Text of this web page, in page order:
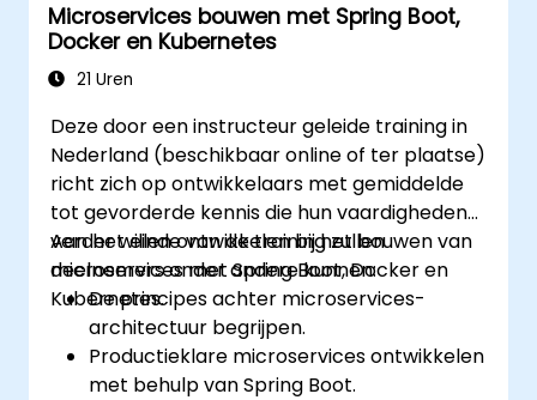
Microservices bouwen met Spring Boot,
Docker en Kubernetes
21 Uren
Deze door een instructeur geleide training in
Nederland (beschikbaar online of ter plaatse)
richt zich op ontwikkelaars met gemiddelde
tot gevorderde kennis die hun vaardigheden
verder willen ontwikkelen bij het bouwen van
microservices met Spring Boot, Docker en
Kubernetes.
Aan het einde van de training zullen
deelnemers onder andere kunnen:
De principes achter microservices-
architectuur begrijpen.
Productieklare microservices ontwikkelen
met behulp van Spring Boot.